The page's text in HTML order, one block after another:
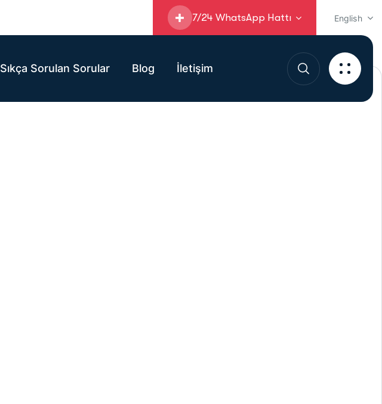
7/24 WhatsApp Hattı English
Sıkça Sorulan Sorular Blog İletişim